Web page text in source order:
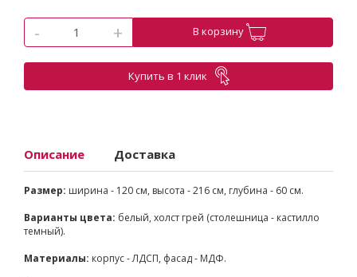
- + В корзину
Купить в 1 клик
Описание Доставка
Размер: ширина - 120 см, высота - 216 см, глубина - 60 см.
Варианты цвета: белый, холст грей (столешница - кастилло
темный).
Материалы: корпус - ЛДСП, фасад - МДФ.